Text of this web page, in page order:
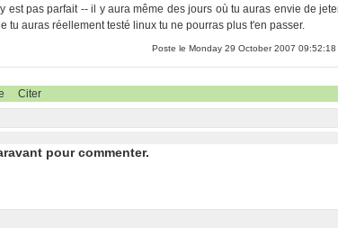
est pas parfait -- il y aura même des jours où tu auras envie de
tu auras réellement testé linux tu ne pourras plus t'en passer.
Poste le Monday 29 October 2007 09:52:18
Citer
pour commenter.